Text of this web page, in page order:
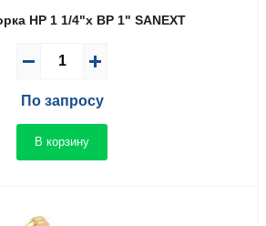
НР 1 1/4"х ВР 1" SANEXT
По запросу
В корзину